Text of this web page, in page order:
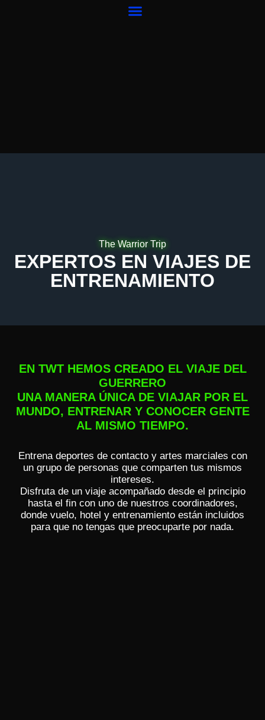
The Warrior Trip
EXPERTOS EN VIAJES DE
ENTRENAMIENTO
EN TWT HEMOS CREADO EL VIAJE DEL
GUERRERO
UNA MANERA ÚNICA DE VIAJAR POR EL
MUNDO, ENTRENAR Y CONOCER GENTE
AL MISMO TIEMPO.
Entrena deportes de contacto y artes marciales con
un grupo de personas que comparten tus mismos
intereses.
Disfruta de un viaje acompañado desde el principio
hasta el fin con uno de nuestros coordinadores,
donde vuelo, hotel y entrenamiento están incluidos
para que no tengas que preocuparte por nada.